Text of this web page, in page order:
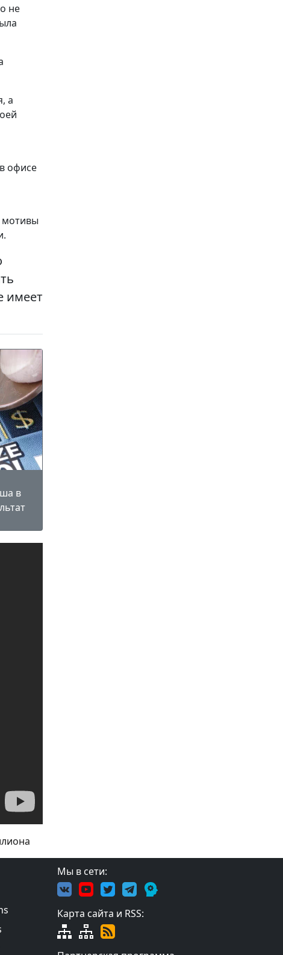
не
а
офисе
мотивы
имеет
в
Мы в сети:
Карта сайта и RSS: